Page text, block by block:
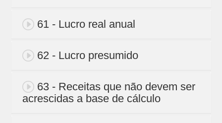
61 - Lucro real anual
62 - Lucro presumido
63 - Receitas que não devem ser
acrescidas a base de cálculo